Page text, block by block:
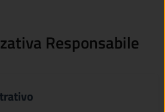
Responsabile